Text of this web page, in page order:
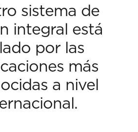
sistema de
integral está
por las
más
a nivel